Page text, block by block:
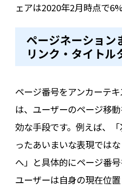
ェアは2020年2月時点で
ページネーション
リンク・タイトル
ページ番号をアンカーテ
は、ユーザーのページ移
効な手段です。例えば、
ったあいまいな表現では
へ」と具体的にページ番号
ユーザーは自身の現在位